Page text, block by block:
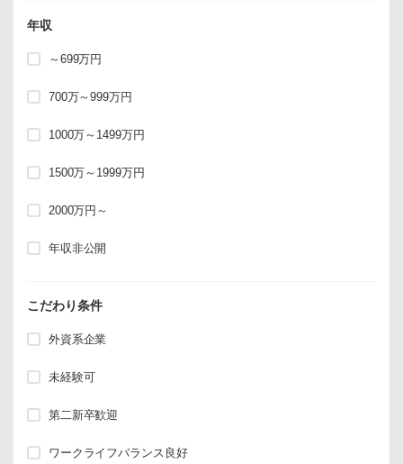
年収
～699万円
700万～999万円
1000万～1499万円
1500万～1999万円
2000万円～
年収非公開
こだわり条件
外資系企業
未経験可
第二新卒歓迎
ワークライフバランス良好